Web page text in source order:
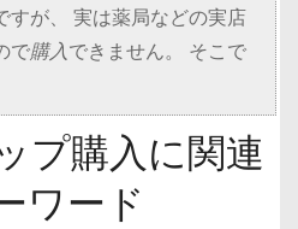
すが、 実は薬局などの実店
で購入できません。 そこで
プ購入に関連
ワード